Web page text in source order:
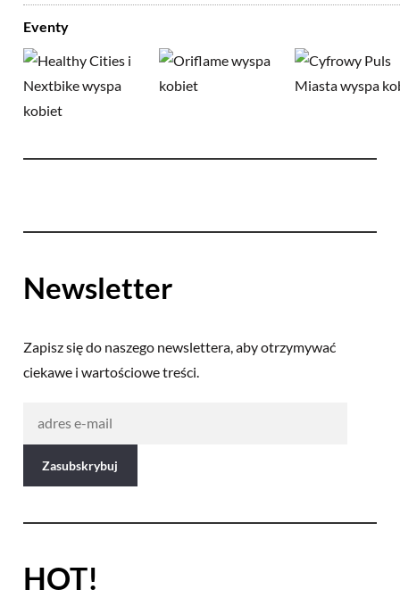
Eventy
Newsletter
Zapisz się do naszego newslettera, aby otrzymywać
ciekawe i wartościowe treści.
HOT!